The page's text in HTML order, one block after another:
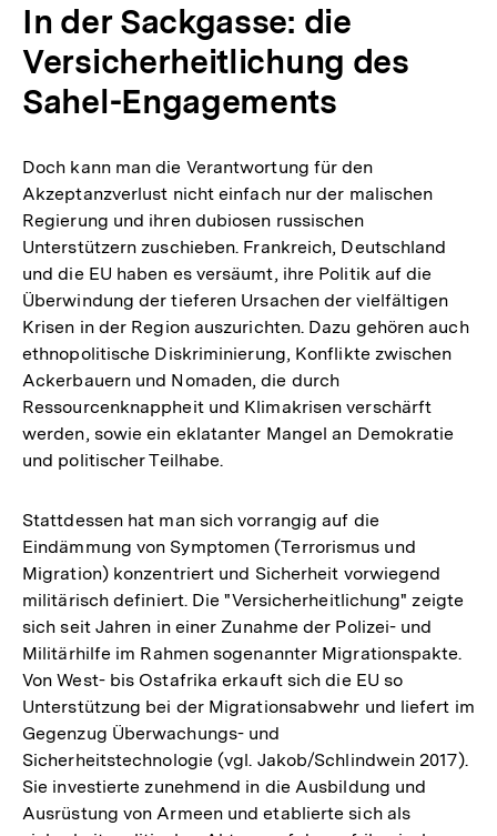
Fußnote
In der Sackgasse: die
Versicherheitlichung des
Sahel-Engagements
Doch kann man die Verantwortung für den
Akzeptanzverlust nicht einfach nur der malischen
Regierung und ihren dubiosen russischen
Unterstützern zuschieben. Frankreich, Deutschland
und die EU haben es versäumt, ihre Politik auf die
Überwindung der tieferen Ursachen der vielfältigen
Krisen in der Region auszurichten. Dazu gehören auch
ethnopolitische Diskriminierung, Konflikte zwischen
Ackerbauern und Nomaden, die durch
Ressourcenknappheit und Klimakrisen verschärft
werden, sowie ein eklatanter Mangel an Demokratie
und politischer Teilhabe.
Stattdessen hat man sich vorrangig auf die
Eindämmung von Symptomen (Terrorismus und
Migration) konzentriert und Sicherheit vorwiegend
militärisch definiert. Die "Versicherheitlichung" zeigte
sich seit Jahren in einer Zunahme der Polizei- und
Militärhilfe im Rahmen sogenannter Migrationspakte.
Von West- bis Ostafrika erkauft sich die EU so
Unterstützung bei der Migrationsabwehr und liefert im
Gegenzug Überwachungs- und
Sicherheitstechnologie (vgl. Jakob/Schlindwein 2017).
Sie investierte zunehmend in die Ausbildung und
Ausrüstung von Armeen und etablierte sich als